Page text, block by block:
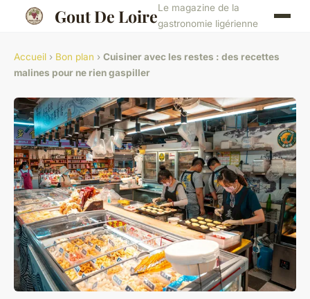
Gout De LoireLe magazine de la
gastronomie ligérienne
Accueil › Bon plan › Cuisiner avec les restes : des recettes
malines pour ne rien gaspiller